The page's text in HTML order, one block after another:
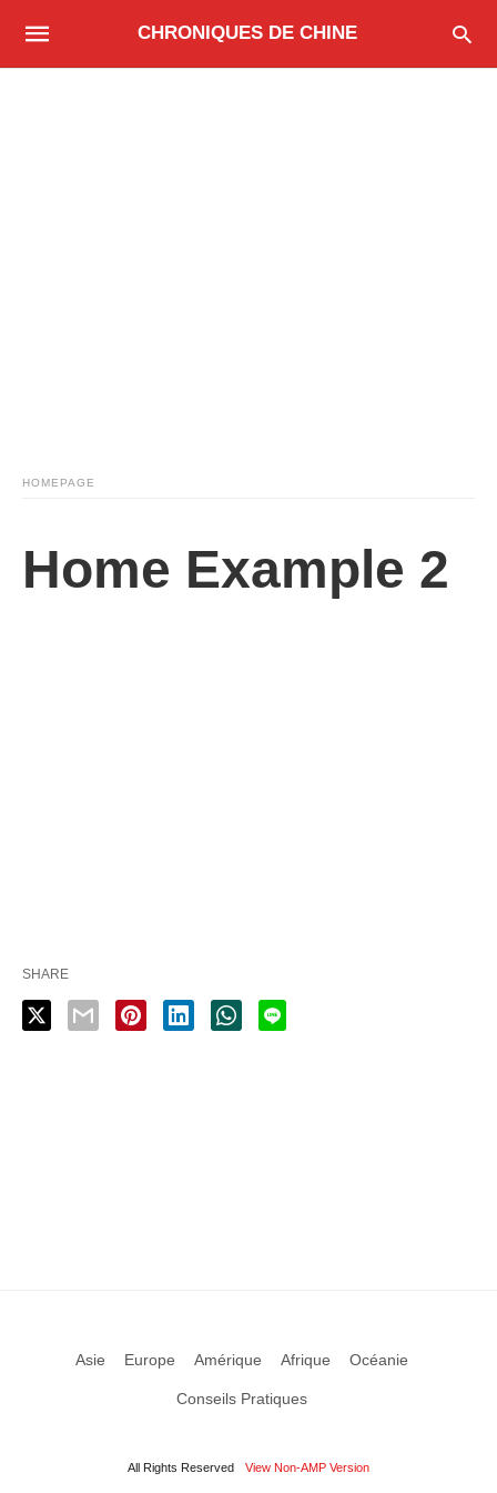
CHRONIQUES DE CHINE
HOMEPAGE
Home Example 2
SHARE
Asie Europe Amérique Afrique Océanie
Conseils Pratiques
All Rights Reserved View Non-AMP Version